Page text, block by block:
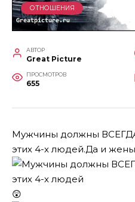
ОТНОШЕНИЯ
АВТОР
Great Picture
ПРОСМОТРОВ
655
Мужчины должны
этих 4-х людей.Да и
😲